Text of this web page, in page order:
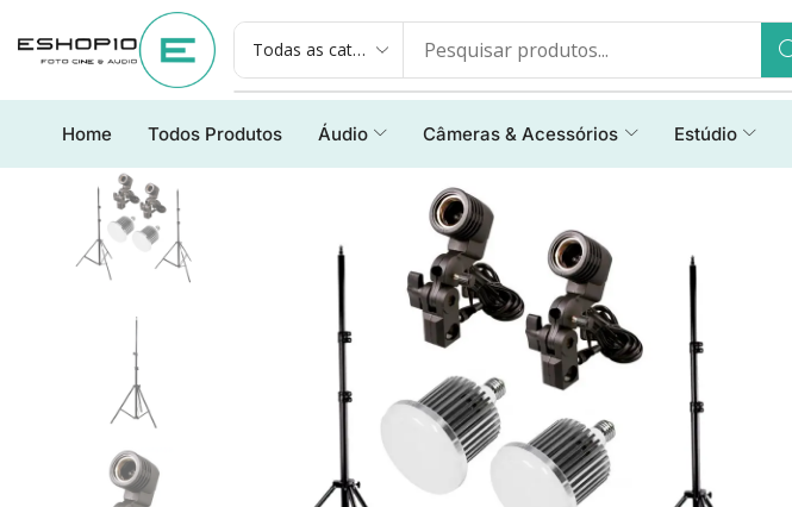
Home Todos Produtos Áudio Câmeras & Acessórios Estúdio